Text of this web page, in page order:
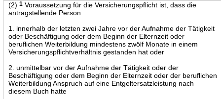
(2)1 Voraussetzung für die Versicherungspflicht ist, dass die
antragstellende Person
1. innerhalb der letzten zwei Jahre vor der Aufnahme der Tätigkeit
oder Beschäftigung oder dem Beginn der Elternzeit oder
beruflichen Weiterbildung mindestens zwölf Monate in einem
Versicherungspflichtverhältnis gestanden hat oder
2. unmittelbar vor der Aufnahme der Tätigkeit oder der
Beschäftigung oder dem Beginn der Elternzeit oder der beruflichen
Weiterbildung Anspruch auf eine Entgeltersatzleistung nach
diesem Buch hatte